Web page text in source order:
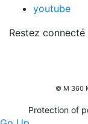
youtube
Restez connecté
© M 360
Protection of